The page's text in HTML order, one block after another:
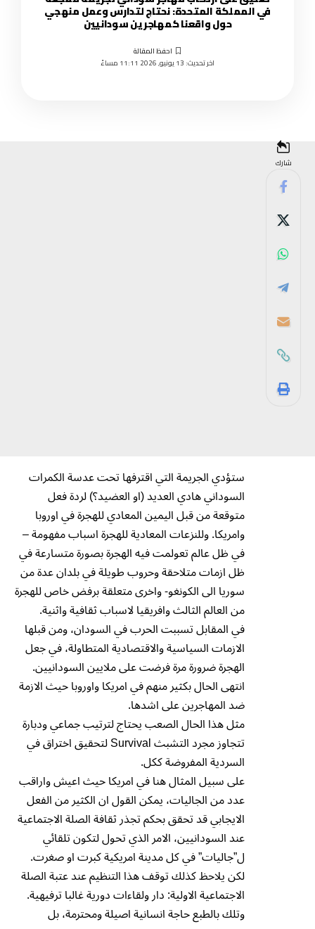
في المملكة المتحدة: نحتاج لتدارس وعمل منهجي
حول واقعنا كمهاجرين سودانيين
اخر تحديث: 13 يونيو, 2026 11:11 مساءً
شارك
ستؤدي الجريمة التي اقترفها تحت عدسة الكمرات
السوداني هادي العديد (او العضيد؟) لردة فعل
متوقعة من قبل اليمين المعادي للهجرة في اوروبا
وامريكا. وللنزعات المعادية للهجرة اسباب مفهومة –
في ظل عالم تعولمت فيه الهجرة بصورة متسارعة في
ظل ازمات متلاحقة وحروب طويلة في بلدان عدة من
سوريا الى الكونغو- واخرى متعلقة برفض خاص للهجرة
من العالم الثالث وافريقيا لاسباب ثقافية واثنية.
في المقابل تسببت الحرب في السودان، ومن قبلها
الازمات السياسية والاقتصادية المتطاولة، في جعل
الهجرة ضرورة مرة فرضت على ملايين السودانيين.
انتهى الحال بكثير منهم في امريكا واوروبا حيث الازمة
ضد المهاجرين على اشدها.
مثل هذا الحال الصعب يحتاج لترتيب جماعي ودبارة
تتجاوز مجرد التشبث Survival لتحقيق اختراق في
السردية المفروضة ككل.
على سبيل المثال هنا في امريكا حيث اعيش واراقب
عدد من الجاليات، يمكن القول ان الكثير من الفعل
الايجابي قد تحقق بحكم تجذر ثقافة الصلة الاجتماعية
عند السودانيين، الامر الذي تحول لتكون تلقائي
ل”جاليات” في كل مدينة امريكية كبرت او صغرت.
لكن يلاحظ كذلك توقف هذا التنظيم عند عتبة الصلة
الاجتماعية الاولية: دار ولقاءات دورية غالبا ترفيهية.
وتلك بالطبع حاجة انسانية اصيلة ومحترمة، بل